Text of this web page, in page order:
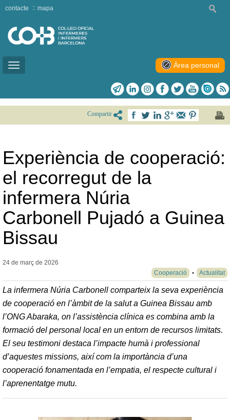
Toggle
contacte mapa
Àrea personal
Compartir
Experiència de cooperació:
el recorregut de la
infermera Núria
Carbonell Pujadó a Guinea
Bissau
24 de març de 2026
Cooperació
Actualitat
La infermera Núria Carbonell comparteix la seva experiència
de cooperació en l’àmbit de la salut a Guinea Bissau amb
l’ONG Abaraka, on l’assistència clínica es combina amb la
formació del personal local en un entorn de recursos limitats.
El seu testimoni destaca l’impacte humà i professional
d’aquestes missions, així com la importància d’una
cooperació fonamentada en l’empatia, el respecte cultural i
l’aprenentatge mutu.